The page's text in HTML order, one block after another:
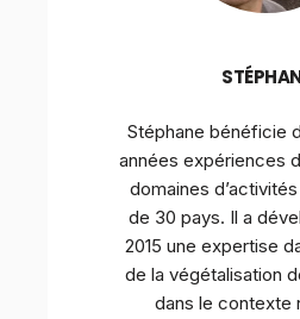
Stéphane bénéficie
années expériences
domaines
de 30 pays. Il a
2015 une expertise
de la végétalisation
dans le contexte